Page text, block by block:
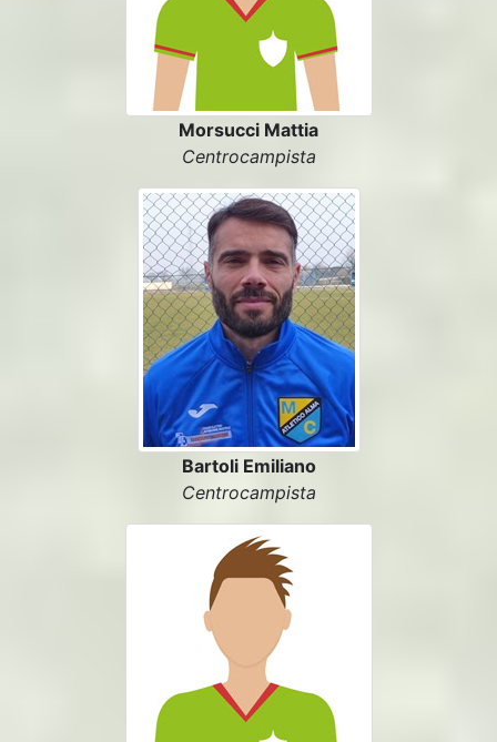
Morsucci Mattia
Centrocampista
Bartoli Emiliano
Centrocampista